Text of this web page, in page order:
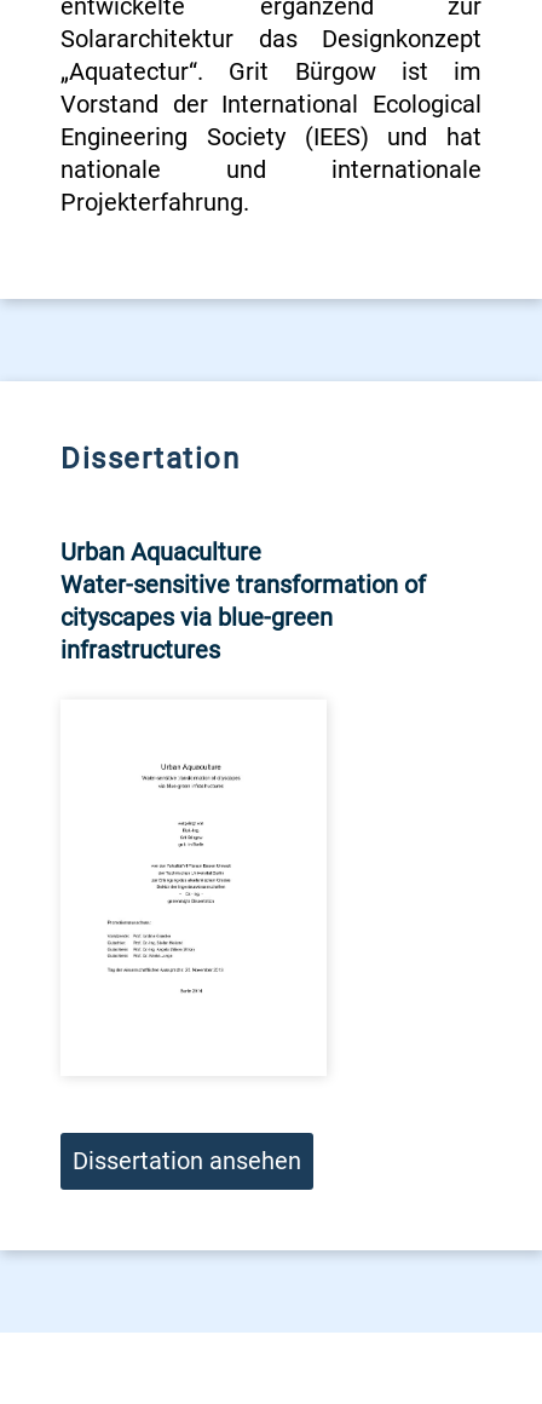
entwickelte ergänzend zur
Solararchitektur das Designkonzept
„Aquatectur“. Grit Bürgow ist im
Vorstand der International Ecological
Engineering Society (IEES) und hat
nationale und internationale
Projekterfahrung.
Dissertation
Urban Aquaculture
Water-sensitive transformation of
cityscapes via blue-green
infrastructures
Dissertation ansehen